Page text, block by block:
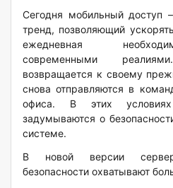
Сегодня мобильный доступ
тренд, позволяющий
ежедневная
современными
возвращается к своему
снова отправляются в
офиса. В этих
задумываются о
системе.
В новой версии
безопасности охватывают